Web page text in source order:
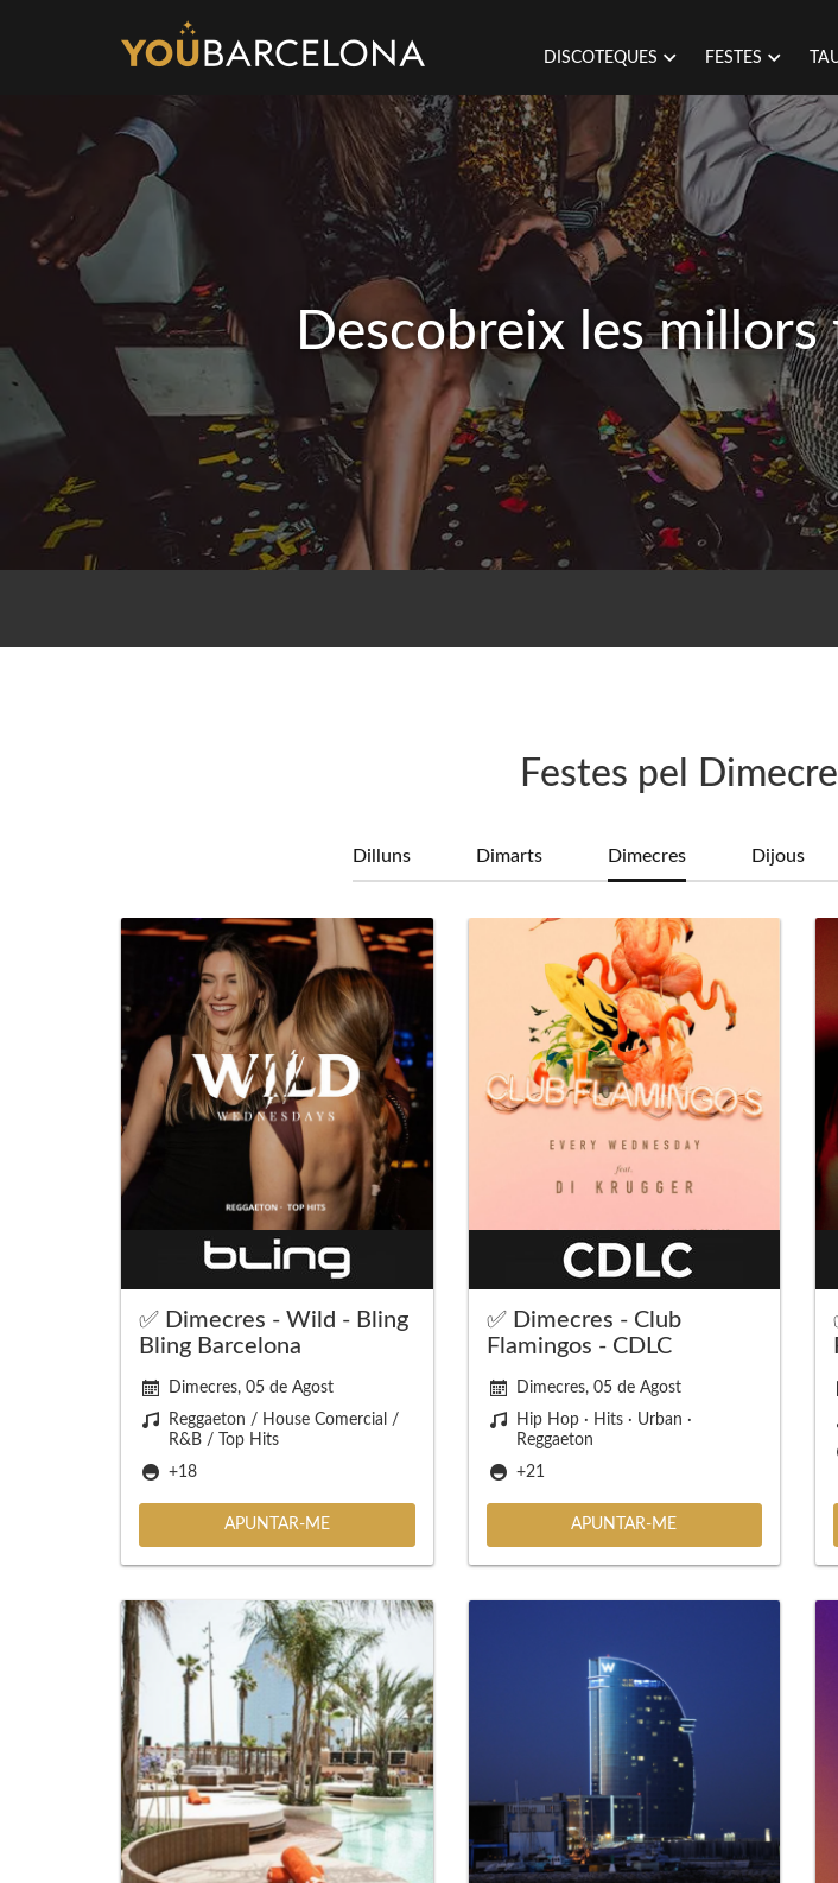
DISCOTEQUES FESTES
Descobreix les
Festes pel
Dilluns Dimarts Dimecres Dijous
✅ Dimecres - Wild - Bling
Bling Barcelona
Dimecres, 05 de Agost
Reggaeton / House Comercial /
R&B / Top Hits
+18
APUNTAR-ME
✅ Dimecres - Club
Flamingos - CDLC
Dimecres, 05 de Agost
Hip Hop · Hits · Urban ·
Reggaeton
+21
APUNTAR-ME